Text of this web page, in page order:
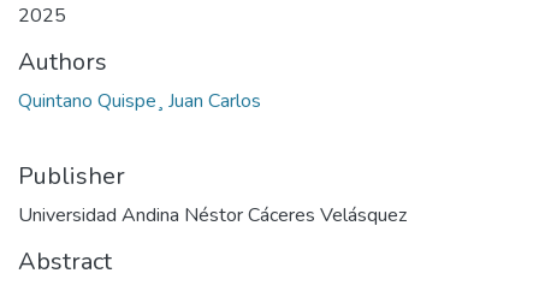
2025
Authors
Quintano Quispe¸ Juan Carlos
Publisher
Universidad Andina Néstor Cáceres Velásquez
Abstract